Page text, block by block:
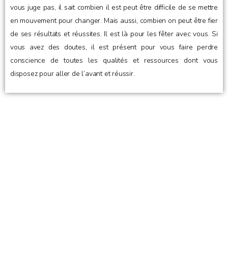
vous juge pas, il sait combien il est peut être difficile de se mettre
en mouvement pour changer. Mais aussi, combien on peut être fier
de ses résultats et réussites. Il est là pour les fêter avec vous. Si
vous avez des doutes, il est présent pour vous faire perdre
conscience de toutes les qualités et ressources dont vous
disposez pour aller de l’avant et réussir.